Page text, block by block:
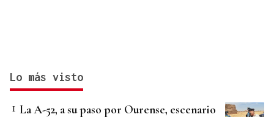
Lo más visto
La A-52, a su paso por Ourense, escenario